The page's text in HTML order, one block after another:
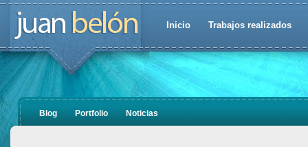
Inicio Trabajos realizados
Blog Portfolio Noticias